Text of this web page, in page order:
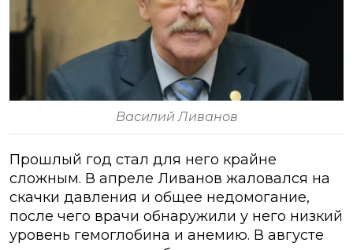
Василий Ливанов
Прошлый год стал для него крайне
сложным. В апреле Ливанов жаловался на
скачки давления и общее недомогание,
после чего врачи обнаружили у него низкий
уровень гемоглобина и анемию. В августе